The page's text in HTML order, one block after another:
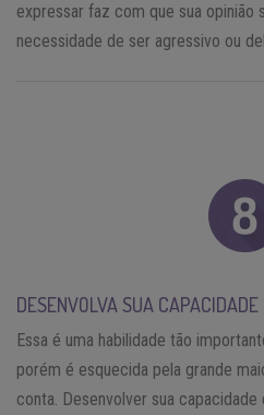
expressar faz com que sua opinião
necessidade de ser agressivo ou
DESENVOLVA SUA CAPACIDADE
Essa é uma habilidade tão
porém é esquecida pela grande
conta. Desenvolver sua